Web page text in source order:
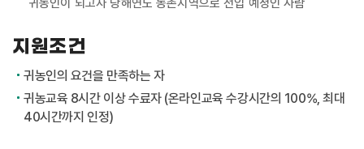
귀농인이 되고자 당해연도 농촌지역으로 전입 예정인 사람
지원조건
귀농인의 요건을 만족하는 자
귀농교육 8시간 이상 수료자 (온라인교육 수강시간의 100%, 최대
40시간까지 인정)